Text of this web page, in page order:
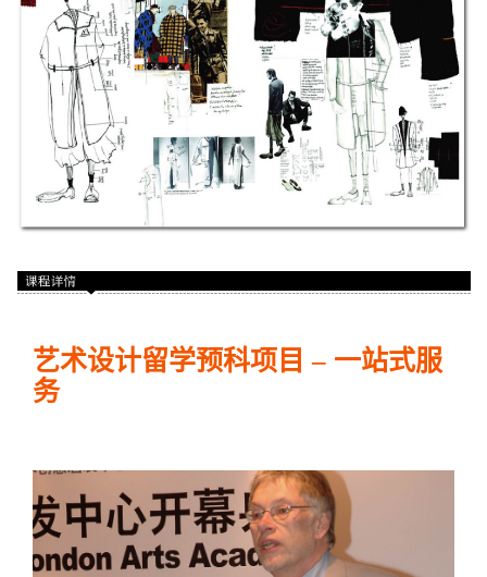
艺术设计留学预科项目 – 一站式服
务